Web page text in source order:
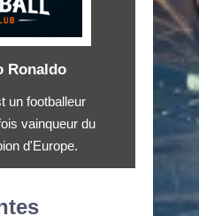
Ronaldo
un footballeur
vainqueur du
d'Europe.